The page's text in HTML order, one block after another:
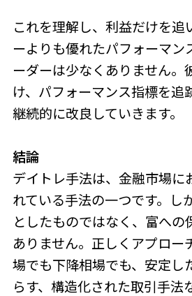
これを理解し、利益だけを追
ーよりも優れたパフォーマン
ーダーは少なくありません。
け、パフォーマンス指標を追
継続的に改良していきます。
結論
デイトレ手法は、金融市場に
れている手法の一つです。し
としたものではなく、富への
ありません。正しくアプロー
場でも下降相場でも、安定し
らす、構造化された取引手法